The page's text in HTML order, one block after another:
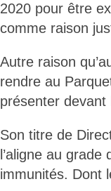
2020 pour être
comme raison
Autre raison
rendre au
présenter devant
Son titre de
l’aligne au
immunités. Dont